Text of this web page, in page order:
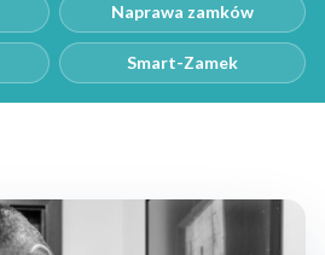
Naprawa zamków
Smart-Zamek